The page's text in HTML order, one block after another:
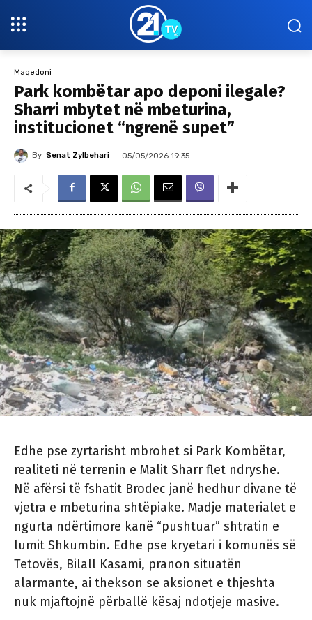
Maqedoni
Park kombëtar apo deponi ilegale?
Sharri mbytet në mbeturina,
institucionet “ngrenë supet”
By Senat Zylbehari 05/05/2026 19:35
Edhe pse zyrtarisht mbrohet si Park Kombëtar,
realiteti në terrenin e Malit Sharr flet ndryshe.
Në afërsi të fshatit Brodec janë hedhur divane të
vjetra e mbeturina shtëpiake. Madje materialet e
ngurta ndërtimore kanë “pushtuar” shtratin e
lumit Shkumbin. Edhe pse kryetari i komunës së
Tetovës, Bilall Kasami, pranon situatën
alarmante, ai thekson se aksionet e thjeshta
nuk mjaftojnë përballë kësaj ndotjeje masive.